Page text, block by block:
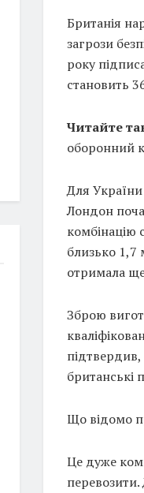
Британія
загрози
року
становить
Читайте
оборонний
Для
Лондон
комбінацію
близько 1,7
отримала
Зброю
підтвердив,
британські
Що відомо
Це дуже
перевозити.